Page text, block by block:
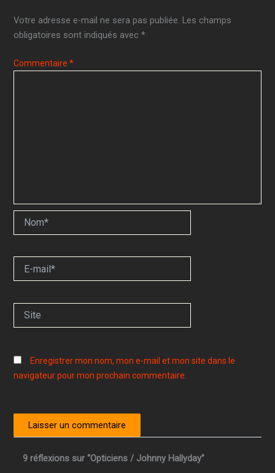
Votre adresse e-mail ne sera pas publiée. Les champs
obligatoires sont indiqués avec*
Commentaire*
mail*
Enregistrer mon nom, mon e-mail et mon site dans le
navigateur pour mon prochain commentaire.
9 réflexions sur “Opticiens / Johnny Hallyday”